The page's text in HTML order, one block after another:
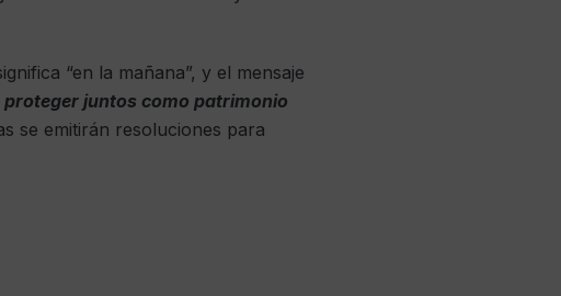
“en la mañana”, y el mensaje
proteger juntos como patrimonio
se emitirán resoluciones para